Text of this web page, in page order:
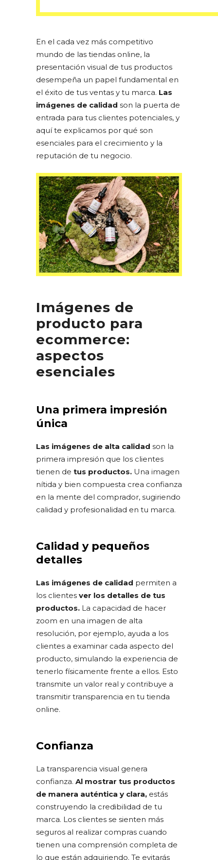
En el cada vez más competitivo
mundo de las tiendas online, la
presentación visual de tus productos
desempeña un papel fundamental en
el éxito de tus ventas y tu marca. Las
imágenes de calidad son la puerta de
entrada para tus clientes potenciales, y
aquí te explicamos por qué son
esenciales para el crecimiento y la
reputación de tu negocio.
Imágenes de
producto para
ecommerce:
aspectos
esenciales
Una primera impresión
única
Las imágenes de alta calidad son la
primera impresión que los clientes
tienen de tus productos. Una imagen
nítida y bien compuesta crea confianza
en la mente del comprador, sugiriendo
calidad y profesionalidad en tu marca.
Calidad y pequeños
detalles
Las imágenes de calidad permiten a
los clientes ver los detalles de tus
productos. La capacidad de hacer
zoom en una imagen de alta
resolución, por ejemplo, ayuda a los
clientes a examinar cada aspecto del
producto, simulando la experiencia de
tenerlo físicamente frente a ellos. Esto
transmite un valor real y contribuye a
transmitir transparencia en tu tienda
online.
Confianza
La transparencia visual genera
confianza. Al mostrar tus productos
de manera auténtica y clara, estás
construyendo la credibilidad de tu
marca. Los clientes se sienten más
seguros al realizar compras cuando
tienen una comprensión completa de
lo que están adquiriendo. Te evitarás